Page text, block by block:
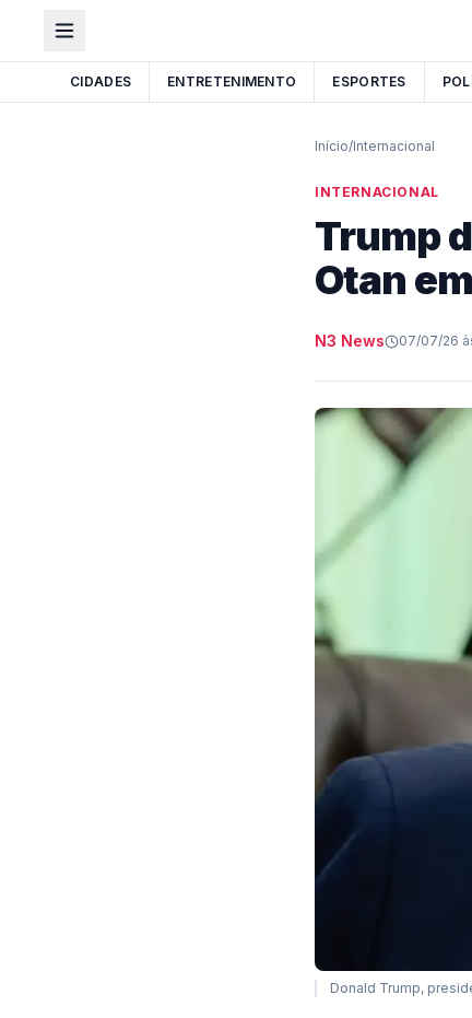
CIDADES ENTRETENIMENTO ESPORTES
Início/Internacional
INTERNACIONAL
Trump
Otan
N3 News 07/07/26
Donald Trump,